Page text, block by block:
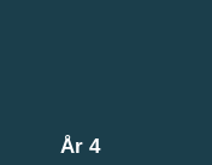
År 4